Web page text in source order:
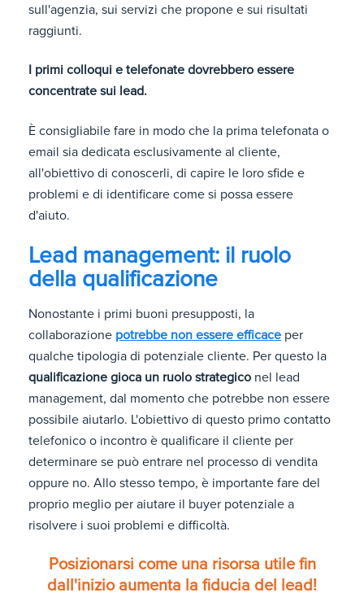
sull'agenzia, sui servizi che propone e sui risultati
raggiunti.
I primi colloqui e telefonate dovrebbero essere
concentrate sui lead.
È consigliabile fare in modo che la prima telefonata o
email sia dedicata esclusivamente al cliente,
all'obiettivo di conoscerli, di capire le loro sfide e
problemi e di identificare come si possa essere
d'aiuto.
Lead management: il ruolo
della qualificazione
Nonostante i primi buoni presupposti, la
collaborazione potrebbe non essere efficace per
qualche tipologia di potenziale cliente. Per questo la
qualificazione gioca un ruolo strategico nel lead
management, dal momento che potrebbe non essere
possibile aiutarlo. L'obiettivo di questo primo contatto
telefonico o incontro è qualificare il cliente per
determinare se può entrare nel processo di vendita
oppure no. Allo stesso tempo, è importante fare del
proprio meglio per aiutare il buyer potenziale a
risolvere i suoi problemi e difficoltà.
Posizionarsi come una risorsa utile fin
dall'inizio aumenta la fiducia del lead!